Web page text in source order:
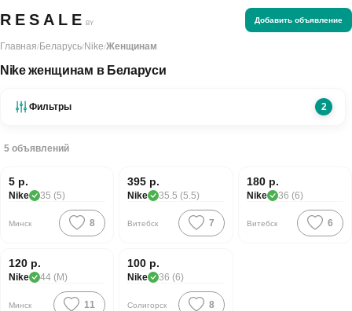
RESALE BY Добавить объявление
Главная/Беларусь/Nike/Женщинам
Nike женщинам в Беларуси
Фильтры 2
5 объявлений
5 р.
Nike 35 (5)
Минск 8
395 р.
Nike 35.5 (5.5)
Витебск 7
180 р.
Nike 36 (6)
Витебск 6
120 р.
Nike 44 (M)
Минск 11
100 р.
Nike 36 (6)
Солигорск 8